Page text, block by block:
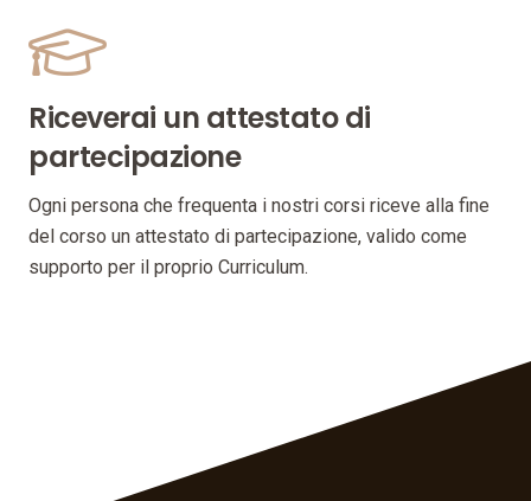
Riceverai un attestato di
partecipazione
Ogni persona che frequenta i nostri corsi riceve alla fine
del corso un attestato di partecipazione, valido come
supporto per il proprio Curriculum.